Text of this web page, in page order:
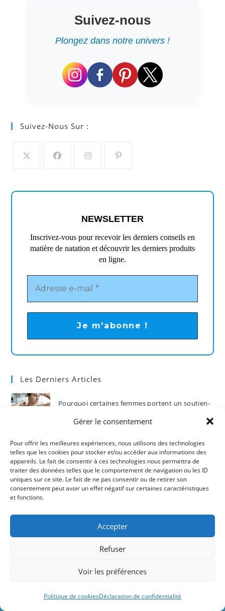
Gérer le consentement
Pour offrir les meilleures expériences, nous utilisons des technologies
telles que les cookies pour stocker et/ou accéder aux informations des
appareils. Le fait de consentir à ces technologies nous permettra de
traiter des données telles que le comportement de navigation ou les ID
uniques sur ce site. Le fait de ne pas consentir ou de retirer son
consentement peut avoir un effet négatif sur certaines caractéristiques
et fonctions.
Accepter
Refuser
Voir les préférences
Politique de cookiesDéclaration de confidentialité
Amazon et d'autres marques.
Suivez-nous
Plongez dans notre univers !
Suivez-Nous Sur :
dans
dans
dans
nouvel
dans
nouvel
NEWSLETTER
Inscrivez-vous pour recevoir les derniers conseils en
matière de natation et découvrir les derniers produits
en ligne.
Les Derniers Articles
Pourquoi certaines femmes portent un soutien-
05/08/2026 / 0 COMMENTAIRE
Aquagym grossesse : bienfaits, exercices et
conseils pour rester active enceinte
03/08/2026 / 0 COMMENTAIRE
nageurs se socialisent
0 COMMENTAIRE
épaules dénudées